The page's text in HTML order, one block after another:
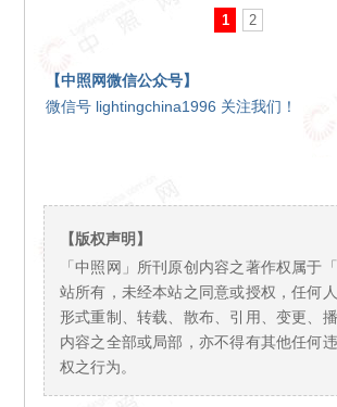
1 2
【中照网微信公众号】
微信号 lightingchina1996 关注我们！
【版权声明】
「中照网」所刊原创内容之著作权属于
站所有，未经本站之同意或授权，任何
形式重制、转载、散布、引用、变更、
内容之全部或局部，亦不得有其他任何
权之行为。